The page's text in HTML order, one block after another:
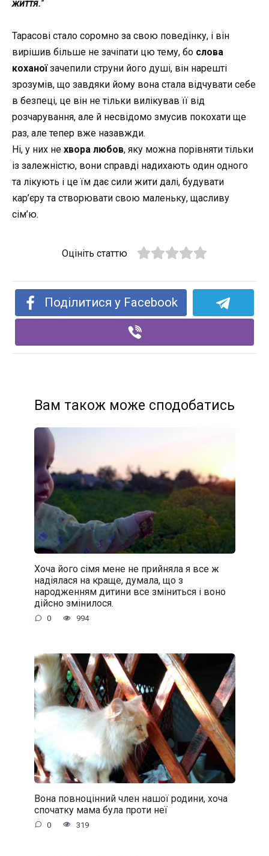
життя.”
Тарасові стало соромно за свою поведінку, і він
вирішив більше не зачіпати цю тему, бо слова
коханоїзачепили струни його душі, він нарешті
зрозумів, що завдяки йому вона стала відчувати себе
в безпеці, це він не тільки вилікував її від
розчарування, але й несвідомо змусив покохати ще
раз, але тепер вже назавжди.
Ні, у них не хвора любов, яку можна порівняти тільки
із залежністю, вони справді надихають один одного
та лікують і це їм дає сили жити далі, будувати
кар’єру та створювати свою маленьку, щасливу
сім’ю.
Оцініть статтю
Поділитися у Facebook
Вам також може сподобатись
Хоча його сімя мене не прийняла я все ж
надіялася на краще, думала, що з
народженням дитини все зміниться і воно
дійсно змінилося.
0 994
Вона повноцінний член нашої родини, хоча
спочатку мама була проти неї
0 319